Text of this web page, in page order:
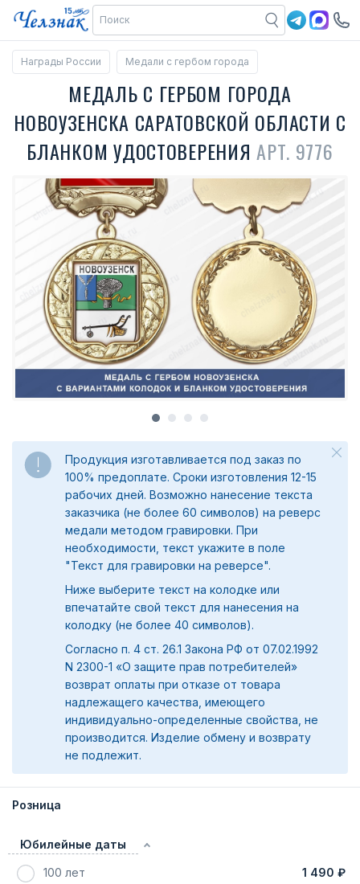
Награды России Медали с гербом города
МЕДАЛЬ С ГЕРБОМ ГОРОДА
НОВОУЗЕНСКА САРАТОВСКОЙ ОБЛАСТИ С
БЛАНКОМ УДОСТОВЕРЕНИЯАРТ. 9776
Продукция изготавливается под заказ по
100% предоплате. Сроки изготовления 12-15
рабочих дней. Возможно нанесение текста
заказчика (не более 60 символов) на реверс
медали методом гравировки. При
необходимости, текст укажите в поле
"Текст для гравировки на реверсе".
Ниже выберите текст на колодке или
впечатайте свой текст для нанесения на
колодку (не более 40 символов).
Согласно п. 4 ст. 26.1 Закона РФ от 07.02.1992
N 2300-1 «О защите прав потребителей»
возврат оплаты при отказе от товара
надлежащего качества, имеющего
индивидуально-определенные свойства, не
производится. Изделие обмену и возврату
не подлежит.
Розница
Юбилейные даты
100 лет 1 490 ₽